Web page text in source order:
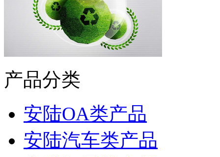
产品分类
安陆OA类产品
安陆汽车类产品